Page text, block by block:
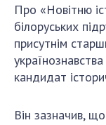
Про «Новітню
білоруських
присутнім
кандидат
Він зазначив, що